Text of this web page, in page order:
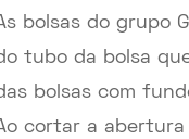
bolsas do grupo
tubo da bolsa
bolsas com
cortar a abertura